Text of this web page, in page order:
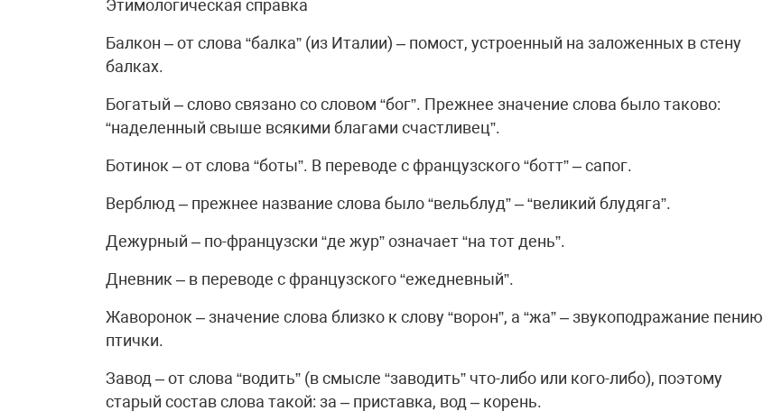
Этимологическая справка
Балкон – от слова “балка” (из Италии) – помост, устроенный на заложенных в стену
балках.
Богатый – слово связано со словом “бог”. Прежнее значение слова было таково:
“наделенный свыше всякими благами счастливец”.
Ботинок – от слова “боты”. В переводе с французского “ботт” – сапог.
Верблюд – прежнее название слова было “вельблуд” – “великий блудяга”.
Дежурный – по-французски “де жур” означает “на тот день”.
Дневник – в переводе с французского “ежедневный”.
Жаворонок – значение слова близко к слову “ворон”, а “жа” – звукоподражание пению
птички.
Завод – от слова “водить” (в смысле “заводить” что-либо или кого-либо), поэтому
старый состав слова такой: за – приставка, вод – корень.